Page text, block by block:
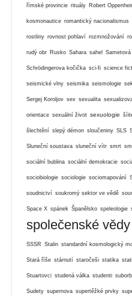
římské provincie rituály Robert
kosmonautice romantický nacionalismus
rostliny rovnost pohlaví rozmnožování
rudý obr Rusko Sahara sahel
Schrödingerova kočička sci-fi science
seismické vlny seismika seismologie
Sergej Koroljov sex sexualita
orientace sexuální život sexuologie
šlechtění slepý démon sloučeniny SLS
Sluneční soustava sluneční vítr smrt
sociální bublina sociální demokracie
sociobiologie sociologie sociomapování
soudnictví soukromý sektor ve vědě
Space X spánek Španělsko speleologie
společenské vědy
SSSR Stalin standardní kosmologický
Stará říše stárnutí staročeši statika
Stuartovci studená válka studenti
Sudety supernova supertěžké prvky